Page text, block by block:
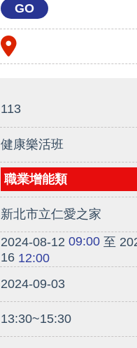
GO
113
健康樂活班
職業增能類
新北市立仁愛之家
2024-08-12 09:00至
1612:00
2024-09-03
13:30~15:30